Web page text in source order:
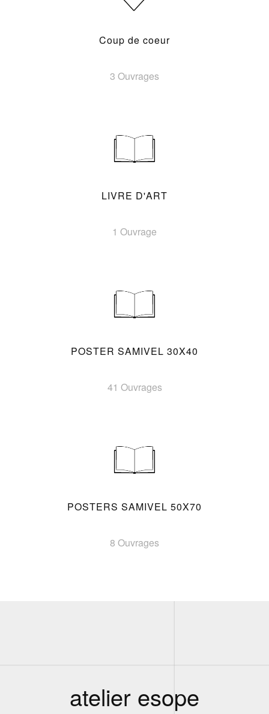
Coup de coeur
3 Ouvrages
LIVRE D'ART
1 Ouvrage
POSTER SAMIVEL 30X40
41 Ouvrages
POSTERS SAMIVEL 50X70
8 Ouvrages
atelier esope